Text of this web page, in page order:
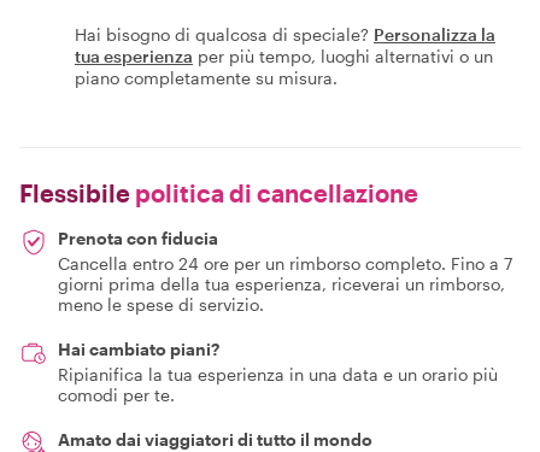
Hai bisogno di qualcosa di speciale? Personalizza la
tua esperienza per più tempo, luoghi alternativi o un
piano completamente su misura.
Flessibile politica di cancellazione
Prenota con fiducia
Cancella entro 24 ore per un rimborso completo. Fino a 7
giorni prima della tua esperienza, riceverai un rimborso,
meno le spese di servizio.
Hai cambiato piani?
Ripianifica la tua esperienza in una data e un orario più
comodi per te.
Amato dai viaggiatori di tutto il mondo